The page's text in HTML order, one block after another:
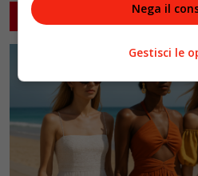
ARTICOLI CORRELATINega il
Gestisci le